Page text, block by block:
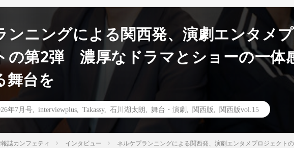
ンニングによる関西発、演劇エンタメプ
の第2弾 濃厚なドラマとショーの一体
舞台を
年7月号 interviewplus Takassy, 石川湖太朗 舞台・演劇 関西版 関西版vol.15
誌カンフェティ インタビュー ネルケプランニングによる関西発、演劇エンタメプロジェク